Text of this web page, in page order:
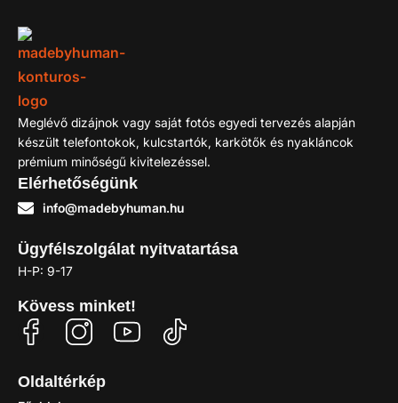
Meglévő dizájnok vagy saját fotós egyedi tervezés alapján
készült telefontokok, kulcstartók, karkötők és nyakláncok
prémium minőségű kivitelezéssel.
Elérhetőségünk
info@madebyhuman.hu
Ügyfélszolgálat nyitvatartása
H-P: 9-17
Kövess minket!
Oldaltérkép